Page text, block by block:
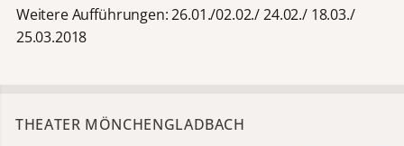
Weitere Aufführungen: 26.01./02.02./ 24.02./ 18.03./
25.03.2018
THEATER MÖNCHENGLADBACH